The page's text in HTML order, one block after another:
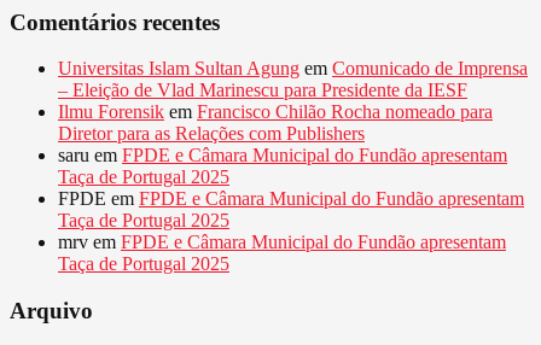
Comentários recentes
Universitas Islam Sultan Agung em Comunicado de Imprensa
– Eleição de Vlad Marinescu para Presidente da IESF
Ilmu Forensik em Francisco Chilão Rocha nomeado para
Diretor para as Relações com Publishers
saru em FPDE e Câmara Municipal do Fundão apresentam
Taça de Portugal 2025
FPDE em FPDE e Câmara Municipal do Fundão apresentam
Taça de Portugal 2025
mrv em FPDE e Câmara Municipal do Fundão apresentam
Taça de Portugal 2025
Arquivo